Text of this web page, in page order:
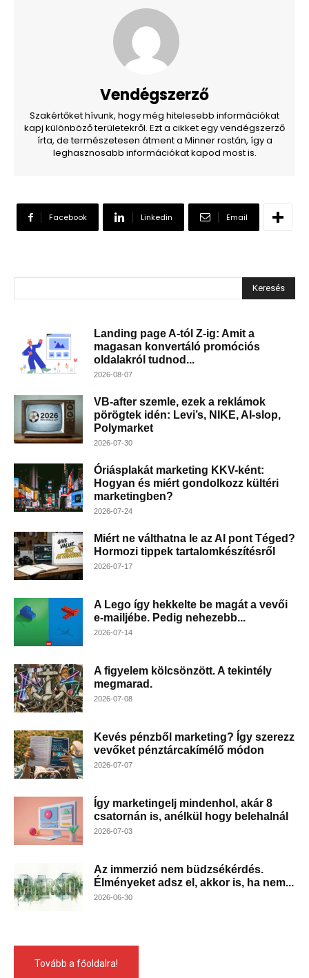
Vendégszerző
Szakértőket hívunk, hogy még hitelesebb információkat
kapj különböző területekről. Ezt a cikket egy vendégszerző
írta, de természetesen átment a Minner rostán, így a
leghasznosabb információkat kapod most is.
Facebook Linkedin Email
Keresés
Landing page A-tól Z-ig: Amit a
magasan konvertáló promóciós
oldalakról tudnod...
2026-08-07
VB-after szemle, ezek a reklámok
pörögtek idén: Levi’s, NIKE, AI-slop,
Polymarket
2026-07-30
Óriásplakát marketing KKV-ként:
Hogyan és miért gondolkozz kültéri
marketingben?
2026-07-24
Miért ne válthatna le az AI pont Téged?
Hormozi tippek tartalomkészítésről
2026-07-17
A Lego így hekkelte be magát a vevői
e-mailjébe. Pedig nehezebb...
2026-07-14
A figyelem kölcsönzött. A tekintély
megmarad.
2026-07-08
Kevés pénzből marketing? Így szerezz
vevőket pénztárcakímélő módon
2026-07-07
Így marketingelj mindenhol, akár 8
csatornán is, anélkül hogy belehalnál
2026-07-03
Az immerzió nem büdzsékérdés.
Élményeket adsz el, akkor is, ha nem...
2026-06-30
Tovább a főoldalra!